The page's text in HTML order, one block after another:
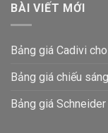
BÀI VIẾT MỚI
Bảng giá Cadivi
Bảng giá chiếu
Bảng giá